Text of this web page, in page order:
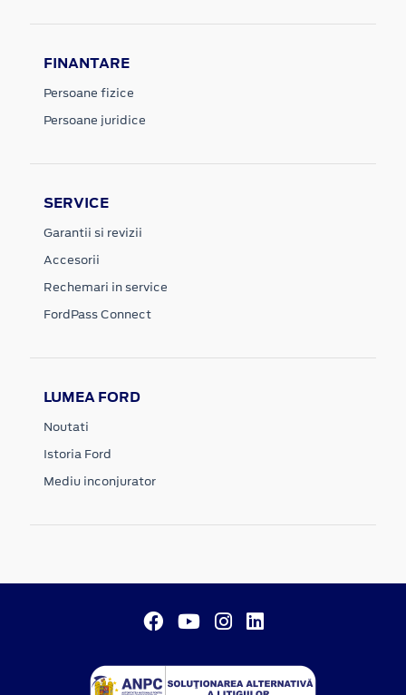
FINANTARE
Persoane fizice
Persoane juridice
SERVICE
Garantii si revizii
Accesorii
Rechemari in service
FordPass Connect
LUMEA FORD
Noutati
Istoria Ford
Mediu inconjurator